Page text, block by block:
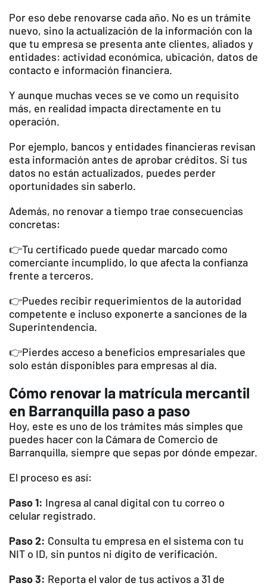
Por eso debe renovarse cada año. No es un trámite
nuevo, sino la actualización de la información con la
que tu empresa se presenta ante clientes, aliados y
entidades: actividad económica, ubicación, datos de
contacto e información financiera.
Y aunque muchas veces se ve como un requisito
más, en realidad impacta directamente en tu
operación.
Por ejemplo, bancos y entidades financieras revisan
esta información antes de aprobar créditos. Si tus
datos no están actualizados, puedes perder
oportunidades sin saberlo.
Además, no renovar a tiempo trae consecuencias
concretas:
👉Tu certificado puede quedar marcado como
comerciante incumplido, lo que afecta la confianza
frente a terceros.
👉Puedes recibir requerimientos de la autoridad
competente e incluso exponerte a sanciones de la
Superintendencia.
👉Pierdes acceso a beneficios empresariales que
solo están disponibles para empresas al día.
Cómo renovar la matrícula mercantil
en Barranquilla paso a paso
Hoy, este es uno de los trámites más simples que
puedes hacer con la Cámara de Comercio de
Barranquilla, siempre que sepas por dónde empezar.
El proceso es así:
Paso 1: Ingresa al canal digital con tu correo o
celular registrado.
Paso 2: Consulta tu empresa en el sistema con tu
NIT o ID, sin puntos ni dígito de verificación.
Paso 3: Reporta el valor de tus activos a 31 de